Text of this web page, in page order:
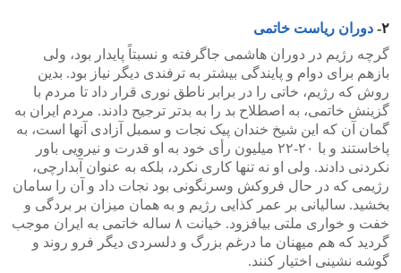
۲- دوران ریاست خاتمی
گرچه رژیم در دوران هاشمی جاگرفته و نسبتاً پایدار بود، ولی
بازهم برای دوام و پایندگی بیشتر به ترفندی دیگر نیاز بود. بدین
روش که رژیم، خاتی را در برابر ناطق نوری قرار داد تا مردم با
گزینش خاتمی، به اصطلاح بد را به بدتر ترجیح دادند. مردم ایران به
گمان آن که این شیخ خندان پیک نجات و سمبل آزادی آنها است، به
پاخاستند و با ۲۰-۲۲ میلیون رأی خود به او قدرت و نیرویی باور
نکردنی دادند. ولی او نه تنها کاری نکرد، بلکه به عنوان آبدارچی،
رژیمی که در حال فروکش وسرنگونی بود نجات داد و آن را سامان
بخشید. سالیانی بر عمر کذایی رژیم و به همان میزان بر بردگی و
خفت و خواری ملتی بیافزود. خیانت ۸ ساله خاتمی به ایران موجب
گردید که هم میهنان ما درغم بزرگ و دلسردی دیگر فرو روند و
گوشه نشینی اختیار کنند.